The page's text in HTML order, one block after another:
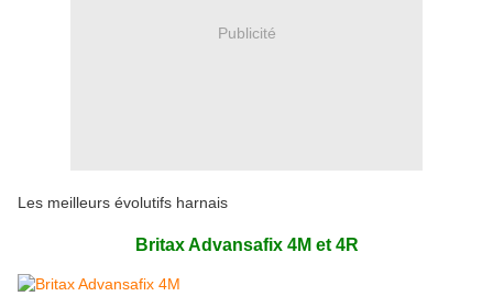
Publicité
Les meilleurs évolutifs harnais
Britax Advansafix 4M et 4R